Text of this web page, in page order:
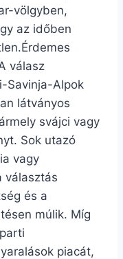
völgyben,
az időben
válasz
Savinja-Alpok
látványos
svájci vagy
Sok utazó
vagy
választás
és a
múlik. Míg
piacát,